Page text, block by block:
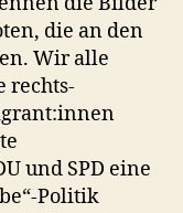
die an den
Wir alle
rechts-
und SPD eine
Politik